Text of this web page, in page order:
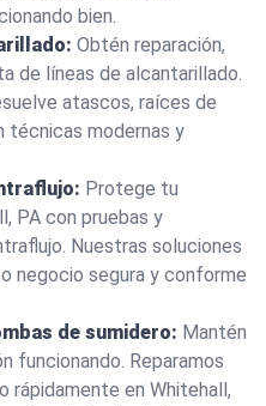
bien.
Obtén reparación,
de líneas de alcantarillado.
atascos, raíces de
técnicas modernas y
Protege tu
PA con pruebas y
Nuestras soluciones
negocio segura y conforme
de sumidero: Mantén
funcionando. Reparamos
rápidamente en Whitehall,